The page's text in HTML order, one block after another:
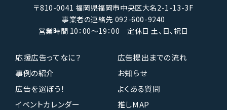
〒810-0041 福岡県福岡市中央区大名2-1-13-3F
事業者の連絡先 092-600-9240
営業時間 10：00〜19：00 定休日 土、日、祝日
応援広告ってなに？
広告提出までの流れ
事例の紹介
お知らせ
広告を選ぼう！
よくある質問
イベントカレンダー
推しMAP